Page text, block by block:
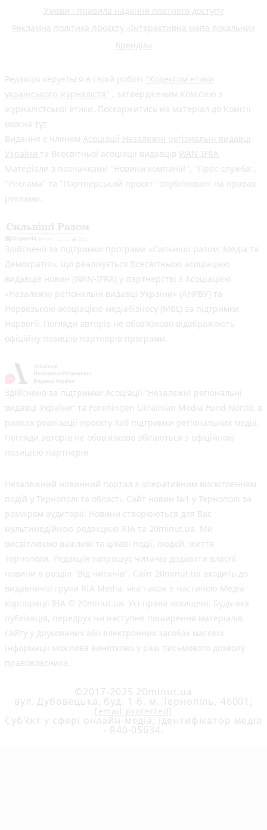
Умови і правила надання платного доступу
Рекламна політика проєкту «Інтерактивна мапа локальних
брендів»
Редакція керується в своїй роботі "Кодексом етики
українського журналіста" , затвердженим Комісією з
журналістської етики. Поскаржитись на матеріал до Комісії
можна тут
Видання є членом Асоціації Незалежні регіональні видавці
України та Всесвітньої асоціації видавців WAN-IFRA
Матеріали з позначками "Новини компаній", "Прес-служба",
"Реклама" та "Партнерський проєкт" опубліковані на правах
реклами.
Здійснено за підтримки програми «Сильніші разом: Медіа та
Демократія», що реалізується Всесвітньою асоціацією
видавців новин (WAN-IFRA) у партнерстві з Асоціацією
«Незалежні регіональні видавці України» (АНРВУ) та
Норвезькою асоціацією медіабізнесу (MBL) за підтримки
Норвегії. Погляди авторів не обов’язково відображають
офіційну позицію партнерів програми.
Здійснено за підтримки Асоціації “Незалежні регіональні
видавці України” та Foreningen Ukrainian Media Fund Nordic в
рамках реалізації проєкту Хаб підтримки регіональних медіа.
Погляди авторів не обов'язково збігаються з офіційною
позицією партнерів
Незалежний новинний портал з оперативним висвітленням
подій у Тернополі та області. Сайт новин №1 у Тернополі за
розміром аудиторії. Новини створюються для Вас
мультимедійною редакцією RIA та 20minut.ua. Ми
висвітлюємо важливі та цікаві події, людей, життя
Тернополя. Редакція запрошує читачів додавати власні
новини в розділ "Від читачів". Сайт 20minut.ua входить до
видавничої групи RIA Media, яка також є частиною Медіа
корпорації RIA © 20minut.ua. Усі права захищені. Будь-яка
публiкацiя, передрук чи наступне поширення матеріалів
сайту у друкованих або електронних засобах масової
інформації можлива винятково у разі письмового дозволу
правовласника.
©2017-2025 20minut.ua
вул. Дубовецька, буд. 1-б, м. Тернопіль, 46001;
[email protected]
Cуб'єкт у сфері онлайн-медіа; ідентифікатор медіа
- R40-05634.